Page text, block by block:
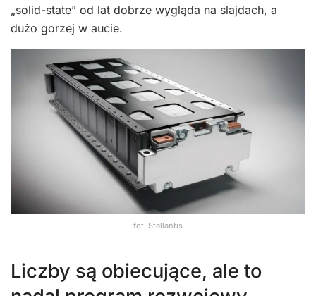
„solid-state” od lat dobrze wygląda na slajdach, a
dużo gorzej w aucie.
fot. Stellantis
Liczby są obiecujące, ale to